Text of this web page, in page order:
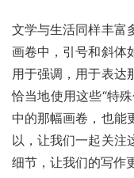
文学与生活同样丰富
画卷中，引号和斜体
用于强调，用于表达
恰当地使用这些“特
中的那幅画卷，也能
以，让我们一起关注
细节，让我们的写作